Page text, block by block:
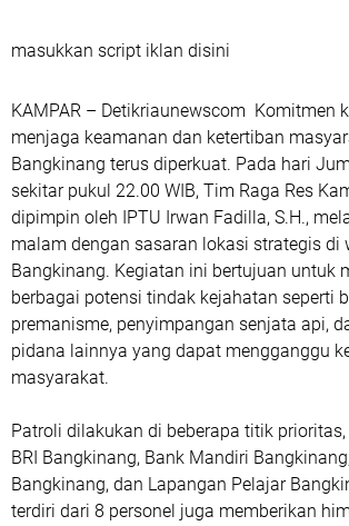
masukkan script iklan disini
KAMPAR – Detikriaunewscom Komitmen
menjaga keamanan dan ketertiban
Bangkinang terus diperkuat. Pada hari
sekitar pukul 22.00 WIB, Tim Raga Res
dipimpin oleh IPTU Irwan Fadilla, S.H.,
malam dengan sasaran lokasi strategis di
Bangkinang. Kegiatan ini bertujuan untuk
berbagai potensi tindak kejahatan seperti
premanisme, penyimpangan senjata api,
pidana lainnya yang dapat mengganggu
masyarakat.
Patroli dilakukan di beberapa titik
BRI Bangkinang, Bank Mandiri
Bangkinang, dan Lapangan Pelajar
terdiri dari 8 personel juga memberikan